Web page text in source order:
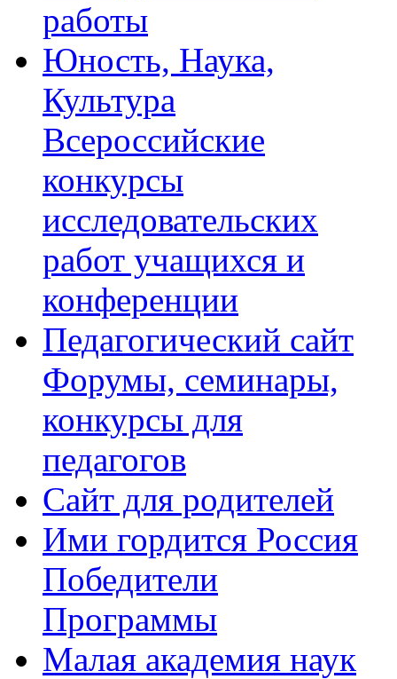
работы
Юность, Наука,
Культура
Всероссийские
конкурсы
исследовательских
работ учащихся и
конференции
Педагогический сайт
Форумы, семинары,
конкурсы для
педагогов
Сайт для родителей
Ими гордится Россия
Победители
Программы
Малая академия наук